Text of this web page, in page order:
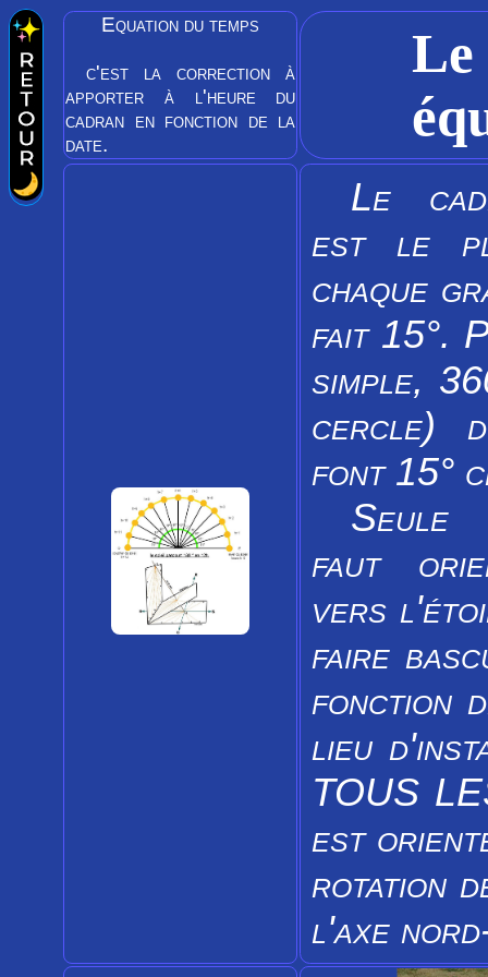
Equation du temps
c'est la correction à
apporter à l'heure du
cadran en fonction de la
date.
Le
Le
est le
chaque
fait 15°.
simple,
cercle)
font 15°
Seule
faut
vers
faire
fonction
lieu
TOUS
est
rotation
l'axe